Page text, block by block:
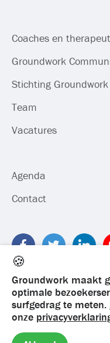
Coaches en
Groundwork
Stichting Groundwork
Team
Vacatures
Agenda
Contact
©2026Groundwork. Alle
🍪
Groundwork maakt
optimale
surfgedrag te meten.
onze